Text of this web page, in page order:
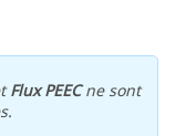
Flux PEECne sont